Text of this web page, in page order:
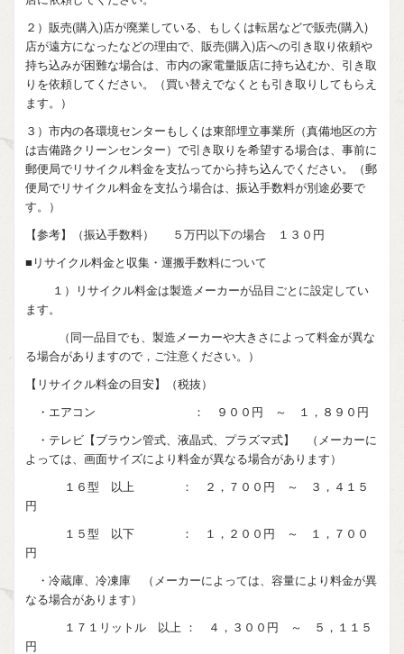
２）販売(購入)店が廃業している、もしくは転居などで販売(購入)
店が遠方になったなどの理由で、販売(購入)店への引き取り依頼や
持ち込みが困難な場合は、市内の家電量販店に持ち込むか、引き取
りを依頼してください。（買い替えでなくとも引き取りしてもらえ
ます。）
３）市内の各環境センターもしくは東部埋立事業所（真備地区の方
は吉備路クリーンセンター）で引き取りを希望する場合は、事前に
郵便局でリサイクル料金を支払ってから持ち込んでください。（郵
便局でリサイクル料金を支払う場合は、振込手数料が別途必要で
す。）
【参考】（振込手数料） ５万円以下の場合 １３０円
■リサイクル料金と収集・運搬手数料について
１）リサイクル料金は製造メーカーが品目ごとに設定してい
ます。
（同一品目でも、製造メーカーや大きさによって料金が異な
る場合がありますので，ご注意ください。）
【リサイクル料金の目安】（税抜）
・エアコン ： ９００円 ～ １，８９０円
・テレビ【ブラウン管式、液晶式、プラズマ式】 （メーカーに
よっては、画面サイズにより料金が異なる場合があります）
１６型 以上 ： ２，７００円 ～ ３，４１５
円
１５型 以下 ： １，２００円 ～ １，７００
円
・冷蔵庫、冷凍庫 （メーカーによっては、容量により料金が異
なる場合があります）
１７１リットル 以上 ： ４，３００円 ～ ５，１１５
円